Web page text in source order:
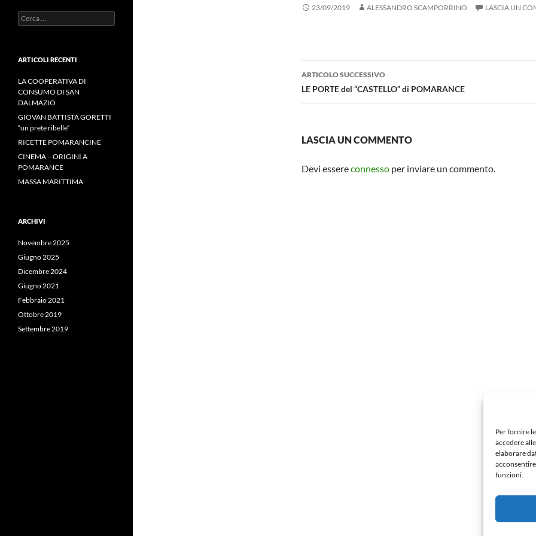
Per fornire
accedere
elaborare
funzioni.
23/09/2019 ALESSANDRO SCAMPORRINO LASCIA UN
Navigazione
articolo
ARTICOLO SUCCESSIVO
LE PORTE del “CASTELLO” di POMARANCE
LASCIA UN COMMENTO
Devi essereconnesso per inviare un commento.
Ricerca
per:
ARTICOLI RECENTI
LA COOPERATIVA DI
CONSUMO DI SAN
DALMAZIO
GIOVAN BATTISTA GORETTI
“un prete ribelle”
RICETTE POMARANCINE
CINEMA – ORIGINI A
POMARANCE
MASSA MARITTIMA
ARCHIVI
Novembre 2025
Giugno 2025
Dicembre 2024
Giugno 2021
Febbraio 2021
Ottobre 2019
Settembre 2019